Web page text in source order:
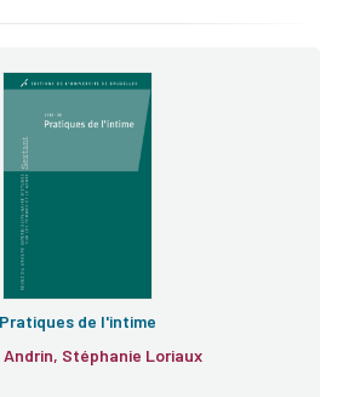
Pratiques de l'intime
Andrin, Stéphanie Loriaux